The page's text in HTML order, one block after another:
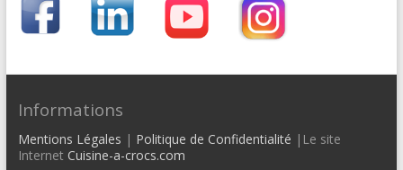
Informations
Mentions Légales | Politique de Confidentialité |Le site
Internet Cuisine-a-crocs.com